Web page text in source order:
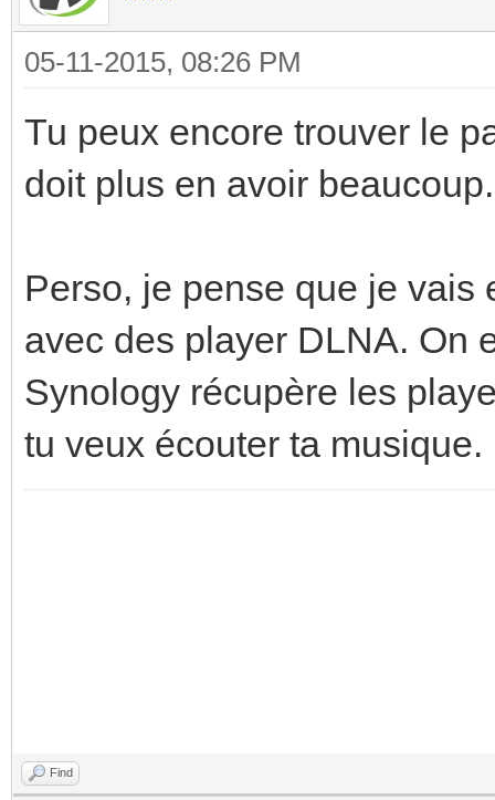
05-11-2015, 08:26 PM
Tu peux encore trouver le
doit plus en avoir
Perso, je pense que je vais
avec des player DLNA. On
Synology récupère les
tu veux écouter ta musique.
Find